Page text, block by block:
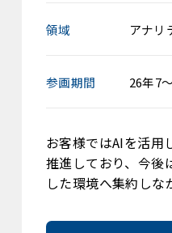
領域 アナリ
参画期間 26年7
お客様ではAIを活用
推進しており、今
した環境へ集約し